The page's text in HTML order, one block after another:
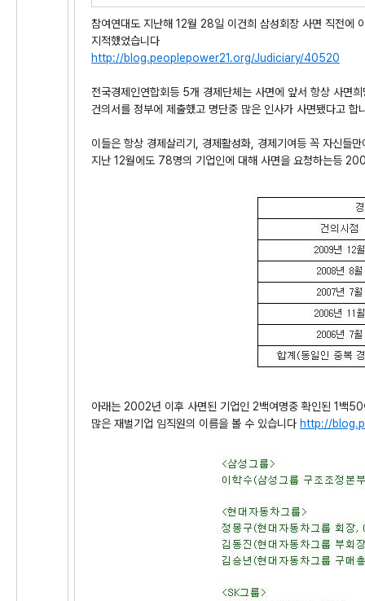
참여연대도 지난해 12월 28일 이건희 삼성회장 사면 직전에
지적했었습니다
http://blog.peoplepower21.org/Judiciary/40520
전국경제인연합회등 5개 경제단체는 사면에 앞서 항상 사면
건의서를 정부에 제출했고 명단중 많은 인사가 사면됐다고 합
이들은 항상 경제살리기, 경제활성화, 경제기여등 꼭 자신들
지난 12월에도 78명의 기업인에 대해 사면을 요청하는등
아래는 2002년 이후 사면된 기업인 2백여명중 확인된 1백
많은 재벌기업 임직원의 이름을 볼 수 있습니다 http://